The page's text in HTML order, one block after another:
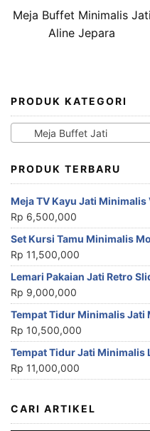
Meja Buffet Minimalis Jati
Aline Jepara
PRODUK KATEGORI
Meja Buffet Jati
PRODUK TERBARU
Meja TV Kayu Jati Minimalis
Rp 6,500,000
Set Kursi Tamu Minimalis
Rp 11,500,000
Lemari Pakaian Jati Retro
Rp 9,000,000
Tempat Tidur Minimalis Jati
Rp 10,500,000
Tempat Tidur Jati Minimalis
Rp 11,000,000
CARI ARTIKEL